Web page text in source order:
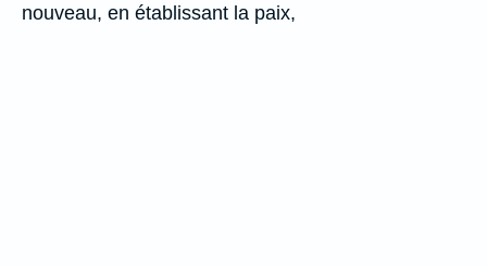
nouveau, en établissant la paix,